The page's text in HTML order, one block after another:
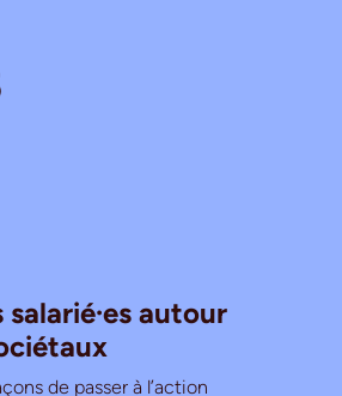
autour
de passer à l’action